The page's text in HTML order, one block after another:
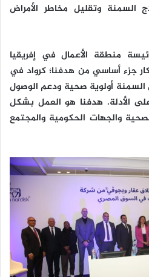
السمنة وتقليل مخاطر الأمراض
منطقة الأعمال في إفريقيا
جزء أساسي من هدفنا؛ كرواد في
أولوية صحية ودعم الوصول
على الأدلة. هدفنا هو العمل بشكل
والجهات الحكومية والمجتمع